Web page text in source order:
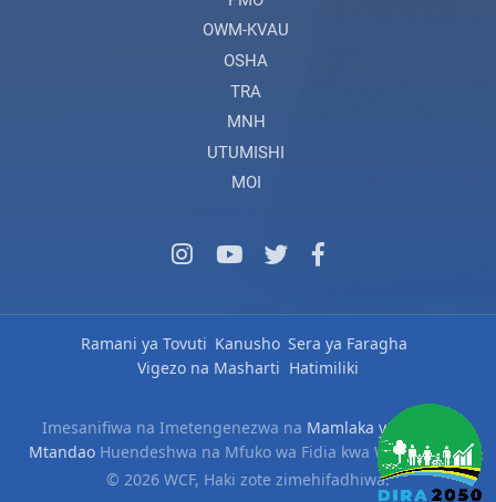
OWM-KVAU
OSHA
TRA
MNH
UTUMISHI
MOI
Ramani ya Tovuti Kanusho Sera ya Faragha
Vigezo na Masharti Hatimiliki
Imesanifiwa na Imetengenezwa na Mamlaka ya Serikali
Mtandao Huendeshwa na Mfuko wa Fidia kwa Wafanyakazi
© 2026 WCF, Haki zote zimehifadhiwa.